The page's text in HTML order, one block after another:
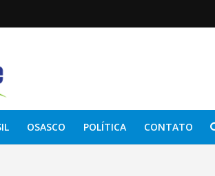
OSASCO POLÍTICA CONTATO